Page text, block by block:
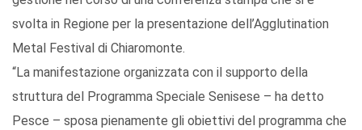
svolta in Regione per la presentazione dell’Agglutination
Metal Festival di Chiaromonte.
“La manifestazione organizzata con il supporto della
struttura del Programma Speciale Senisese – ha detto
Pesce – sposa pienamente gli obiettivi del programma che